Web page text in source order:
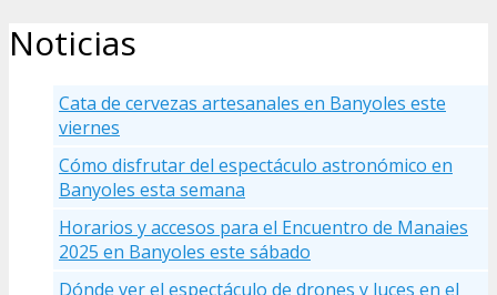
Noticias
Cata de cervezas artesanales en Banyoles este
viernes
Cómo disfrutar del espectáculo astronómico en
Banyoles esta semana
Horarios y accesos para el Encuentro de Manaies
2025 en Banyoles este sábado
Dónde ver el espectáculo de drones y luces en el